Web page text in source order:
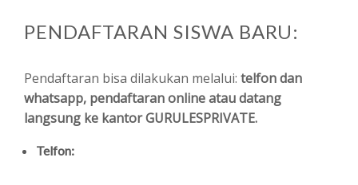
PENDAFTARAN SISWA BARU:
Pendaftaran bisa dilakukan melalui: telfon dan
whatsapp, pendaftaran online atau datang
langsung ke kantor GURULESPRIVATE.
Telfon: